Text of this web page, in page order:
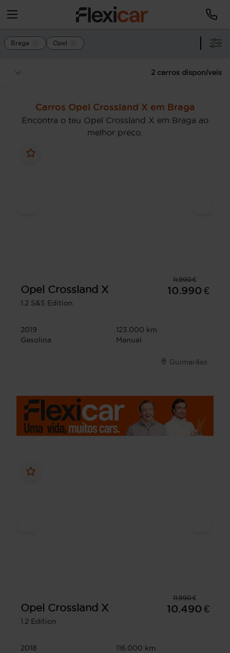
Braga Opel
2 carros disponíveis
Carros Opel Crossland X em Braga
Encontra o teu Opel Crossland X em Braga ao
melhor preço.
11.990 €
Opel Crossland X
1.2 S&S Edition
10.990 €
2019
123.000 km
Gasolina
Manual
Guimarães
11.990 €
Opel Crossland X
1.2 Edition
10.490 €
2018
116.000 km